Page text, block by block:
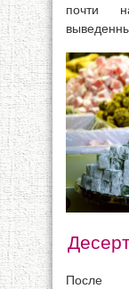
почти
После